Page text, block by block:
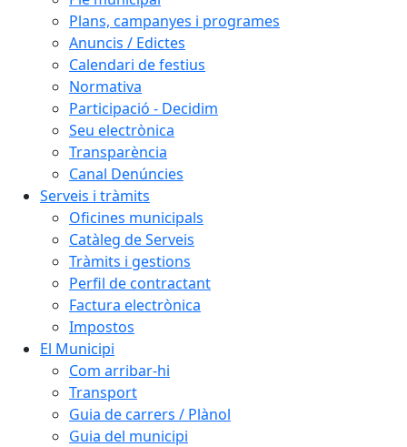
Plans, campanyes i programes
Anuncis / Edictes
Calendari de festius
Normativa
Participació - Decidim
Seu electrònica
Transparència
Canal Denúncies
Serveis i tràmits
Oficines municipals
Catàleg de Serveis
Tràmits i gestions
Perfil de contractant
Factura electrònica
Impostos
El Municipi
Com arribar-hi
Transport
Guia de carrers / Plànol
Guia del municipi